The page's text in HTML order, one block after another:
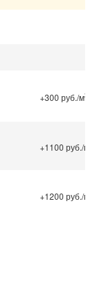
+300 руб./м2
+1100 руб./м
+1200 руб./м